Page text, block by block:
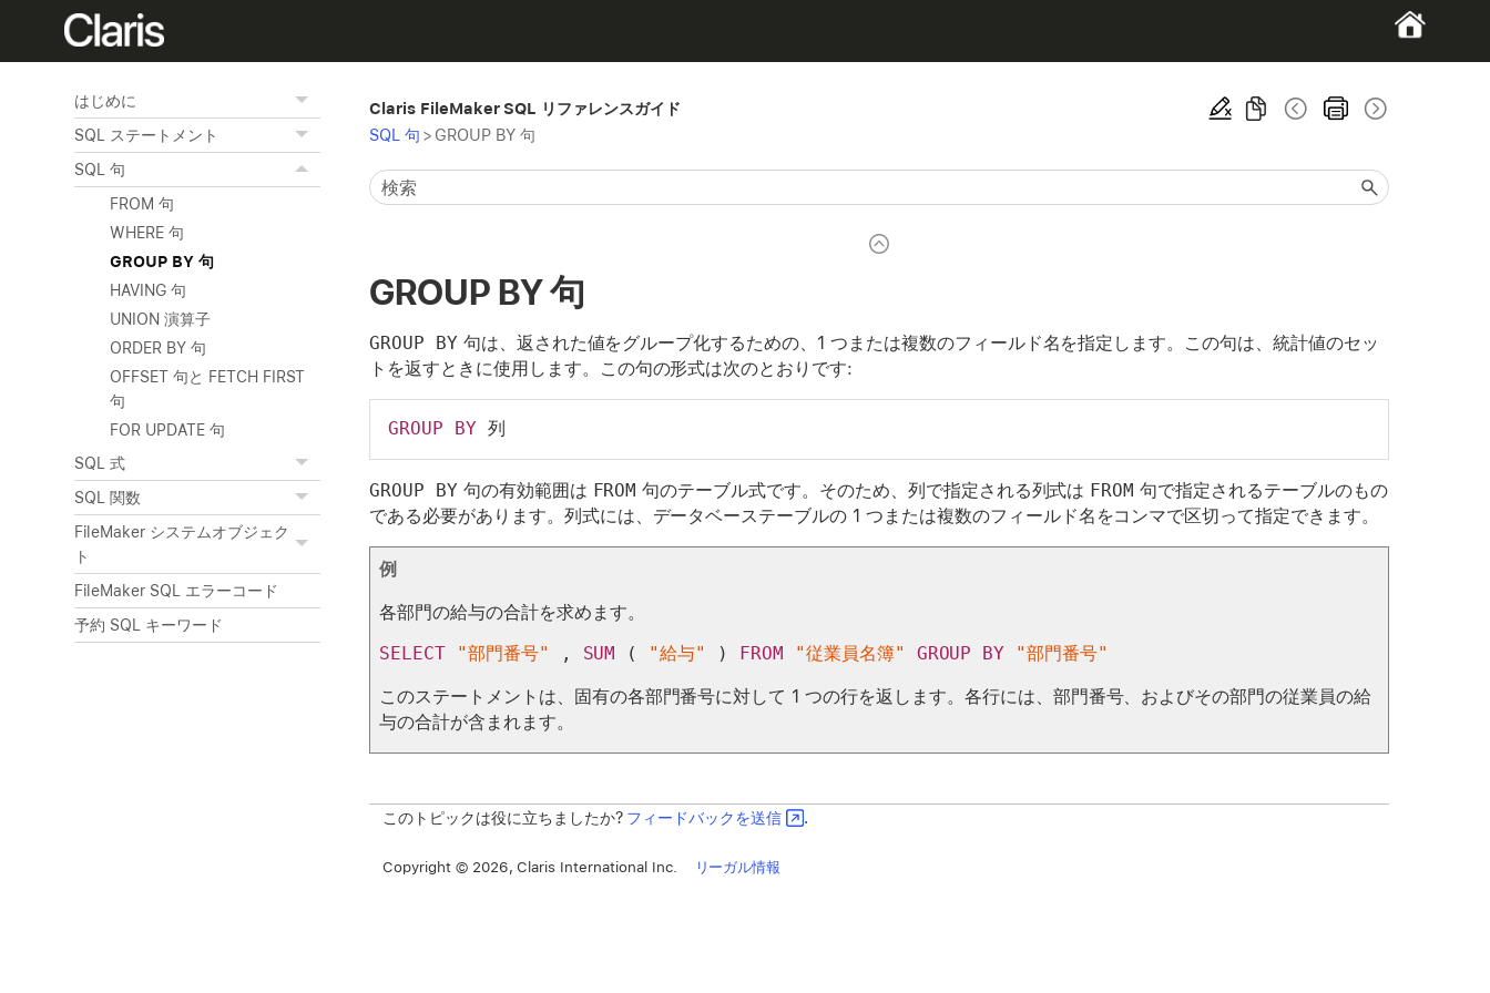
はじめに
SQL ステートメント
SQL 句
FROM 句
WHERE 句
GROUP BY 句
HAVING 句
UNION 演算子
ORDER BY 句
OFFSET 句と FETCH FIRST
句
FOR UPDATE 句
SQL 式
SQL 関数
FileMaker システムオブジェク
ト
FileMaker SQL エラーコード
予約 SQL キーワード
Claris FileMaker SQL リファレンスガイド
SQL 句 > GROUP BY 句
GROUP BY 句
GROUP BY 句は、返された値をグループ化するための、1 つまたは複数のフィールド名を指定します。この句は、統計値のセッ
トを返すときに使用します。この句の形式は次のとおりです:
GROUP BY 列
GROUP BY 句の有効範囲は FROM 句のテーブル式です。そのため、 列で指定される列式は FROM 句で指定されるテーブルのもの
である必要があります。列式には、データベーステーブルの 1 つまたは複数のフィールド名をコンマで区切って指定できます。
例
各部門の給与の合計を求めます。
SELECT
"部門番号" , SUM ( "給与" ) FROM "従業員名簿" GROUP BY "部門番号"
このステートメントは、固有の各部門番号に対して 1 つの行を返します。各行には、部門番号、およびその部門の従業員の給
与の合計が含まれます。
このトピックは役に立ちましたか? フィードバックを送信 .
Copyright © 2026, Claris International Inc. リーガル情報